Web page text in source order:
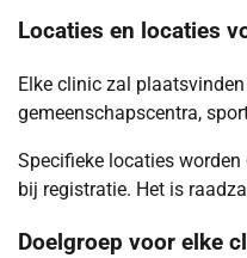
Locaties en locaties
Elke clinic zal
gemeenschapscentra,
Specifieke locaties
bij registratie. Het is
Doelgroep voor elke